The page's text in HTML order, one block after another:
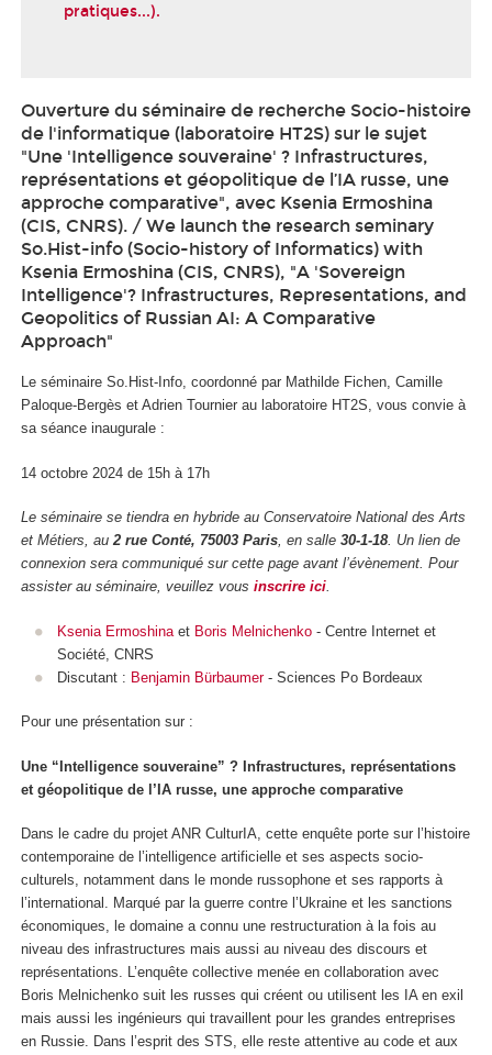
pratiques...).
Ouverture du séminaire de recherche Socio-histoire
de l'informatique (laboratoire HT2S) sur le sujet
"Une 'Intelligence souveraine' ? Infrastructures,
représentations et géopolitique de l’IA russe, une
approche comparative", avec Ksenia Ermoshina
(CIS, CNRS). / We launch the research seminary
So.Hist-info (Socio-history of Informatics) with
Ksenia Ermoshina (CIS, CNRS), "A 'Sovereign
Intelligence'? Infrastructures, Representations, and
Geopolitics of Russian AI: A Comparative
Approach"
Le séminaire So.Hist-Info, coordonné par Mathilde Fichen, Camille
Paloque-Bergès et Adrien Tournier au laboratoire HT2S, vous convie à
sa séance inaugurale :
14 octobre 2024 de 15h à 17h
Le séminaire se tiendra en hybride au Conservatoire National des Arts
et Métiers, au2 rue Conté, 75003 Paris, en salle 30-1-18. Un lien de
connexion sera communiqué sur cette page avant l’évènement. Pour
assister au séminaire, veuillez vous inscrire ici.
Ksenia Ermoshinaet Boris Melnichenko- Centre Internet et
Société, CNRS
Discutant : Benjamin Bürbaumer- Sciences Po Bordeaux
Pour une présentation sur :
Une “Intelligence souveraine” ? Infrastructures, représentations
et géopolitique de l’IA russe, une approche comparative
Dans le cadre du projet ANR CulturIA, cette enquête porte sur l’histoire
contemporaine de l’intelligence artificielle et ses aspects socio-
culturels, notamment dans le monde russophone et ses rapports à
l’international. Marqué par la guerre contre l’Ukraine et les sanctions
économiques, le domaine a connu une restructuration à la fois au
niveau des infrastructures mais aussi au niveau des discours et
représentations. L’enquête collective menée en collaboration avec
Boris Melnichenko suit les russes qui créent ou utilisent les IA en exil
mais aussi les ingénieurs qui travaillent pour les grandes entreprises
en Russie. Dans l’esprit des STS, elle reste attentive au code et aux